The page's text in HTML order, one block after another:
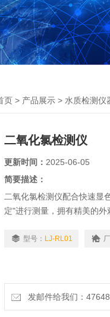
页 > 产品展示 > 水质检测仪
二氧化氯检测仪
更新时间： 2025-06-05
简要描述：
二氧化氯检测仪配合快速显
定"进行测量，拥有精美的
预防，及时避免损失。
型号： LJ-RL01
发邮件给我们：